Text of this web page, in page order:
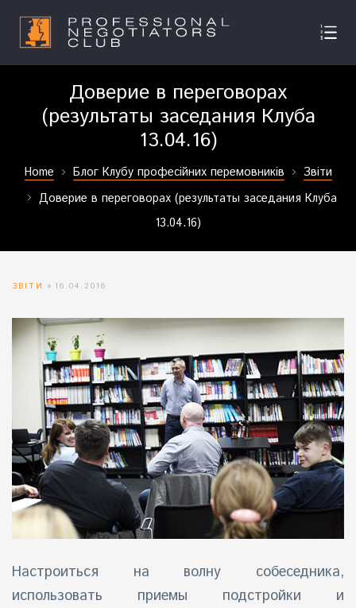
Доверие в переговорах
(результаты заседания Клуба
13.04.16)
Home Блог Клубу професійних перемовників
Звіти
Доверие в переговорах (результаты заседания Клуба
13.04.16)
ЗВІТИ 16.04.2016
Настроиться на волну собеседника,
использовать приемы подстройки и